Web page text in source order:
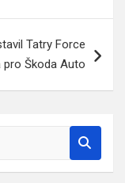
Tatry Force
pro Škoda Auto